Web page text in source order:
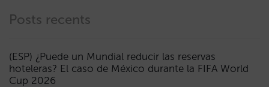
Posts recents
(ESP) ¿Puede un Mundial reducir las reservas
hoteleras? El caso de México durante la FIFA World
Cup 2026